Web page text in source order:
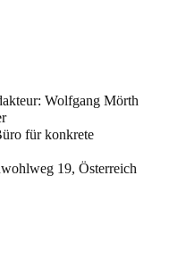
Wolfgang Mörth
für konkrete
19, Österreich